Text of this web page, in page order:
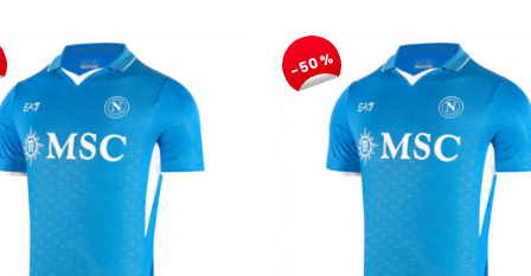
-50%